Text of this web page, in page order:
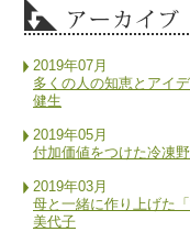
2019年07月
多くの人の知恵とアイ
健生
2019年05月
付加価値をつけた冷凍
2019年03月
母と一緒に作り上げた
美代子